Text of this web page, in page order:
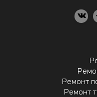
Ремонт
Ремонт